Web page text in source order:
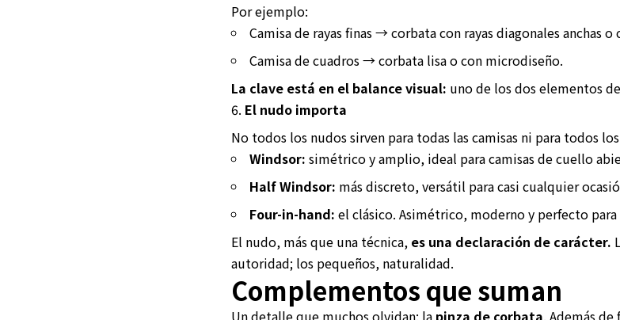
Por ejemplo:
Camisa de rayas finas → corbata con rayas diagonales anchas o
Camisa de cuadros → corbata lisa o con microdiseño.
La clave está en el balance visual: uno de los dos elementos
El nudo importa
No todos los nudos sirven para todas las camisas ni para todos
Windsor: simétrico y amplio, ideal para camisas de cuello
Half Windsor: más discreto, versátil para casi cualquier
Four-in-hand: el clásico. Asimétrico, moderno y perfecto
El nudo, más que una técnica, es una declaración de carácter.
autoridad; los pequeños, naturalidad.
Complementos que suman
Un detalle que muchos olvidan: la pinza de corbata . Además